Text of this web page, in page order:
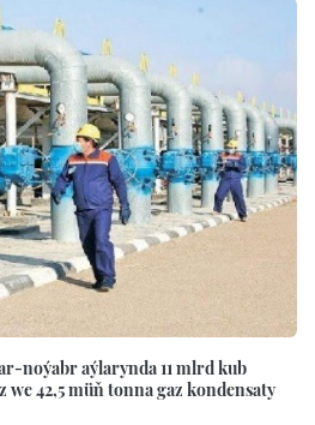
noýabr aýlarynda 11 mlrd kub
42,5 müň tonna gaz kondensaty